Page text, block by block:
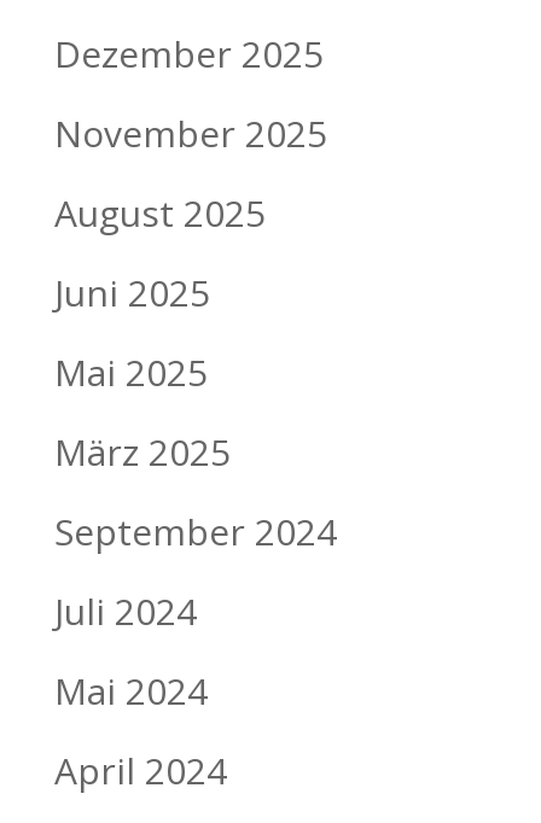
Dezember 2025
November 2025
August 2025
Juni 2025
Mai 2025
März 2025
September 2024
Juli 2024
Mai 2024
April 2024